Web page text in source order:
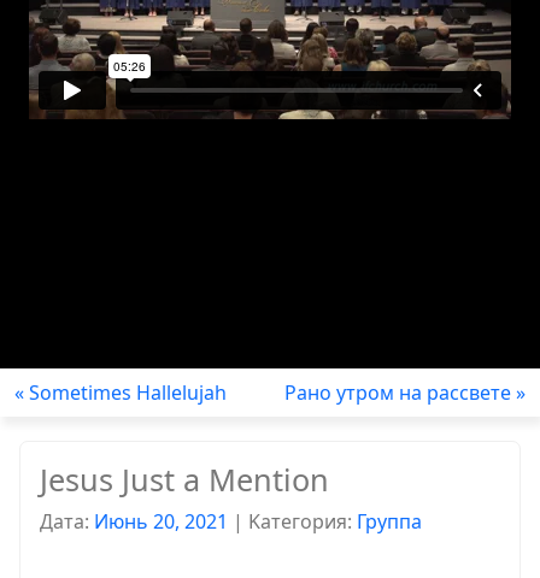
« Sometimes Hallelujah Рано утром на рассвете »
Jesus Just a Mention
Дата: Июнь 20, 2021 | Kатегория: Группа